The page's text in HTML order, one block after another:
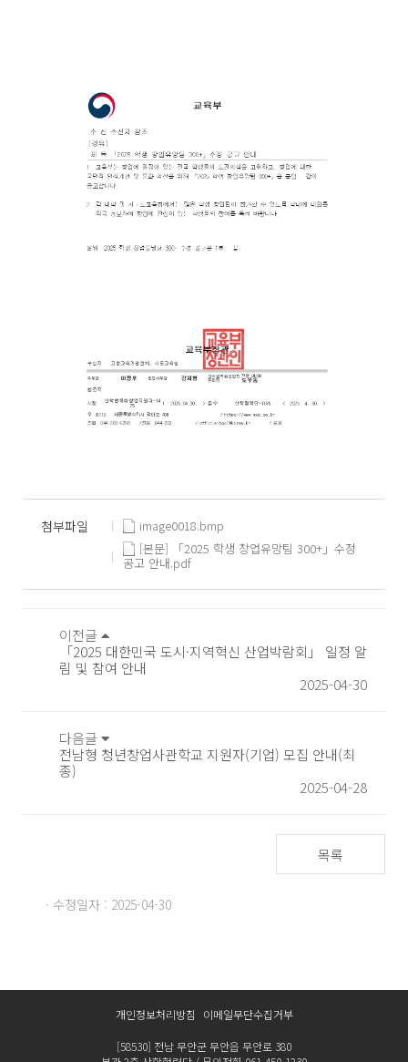
첨부파일
image0018.bmp
[본문] 「2025 학생 창업유망팀 300+」수정
공고 안내.pdf
이전글
「2025 대한민국 도시·지역혁신 산업박람회」 일정 알
림 및 참여 안내
2025-04-30
다음글
전남형 청년창업사관학교 지원자(기업) 모집 안내(최
종)
2025-04-28
목록
· 수정일자 : 2025-04-30
개인정보처리방침 이메일무단수집거부
[58530] 전남 무안군 무안읍 무안로 380